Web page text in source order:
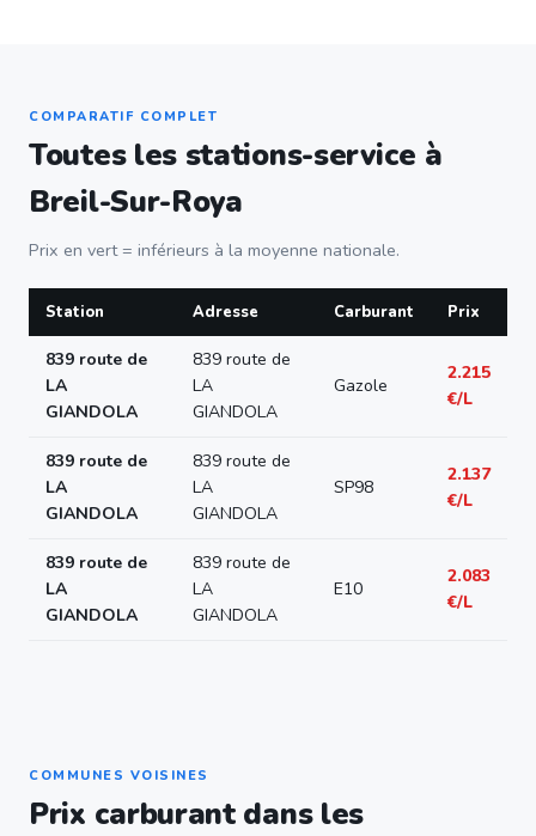
COMPARATIF COMPLET
Toutes les stations-service à
Breil-Sur-Roya
Prix en vert = inférieurs à la moyenne nationale.
Station Adresse Carburant Prix
839 route de
LA
GIANDOLA
839 route de
LA
GIANDOLA
Gazole
2.215
€/L
839 route de
LA
GIANDOLA
839 route de
LA
GIANDOLA
SP98
2.137
€/L
839 route de
LA
GIANDOLA
839 route de
LA
GIANDOLA
E10
2.083
€/L
COMMUNES VOISINES
Prix carburant dans les